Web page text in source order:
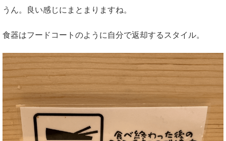
うん。良い感じにまとまりますね。
食器はフードコートのように自分で返却するスタイル。